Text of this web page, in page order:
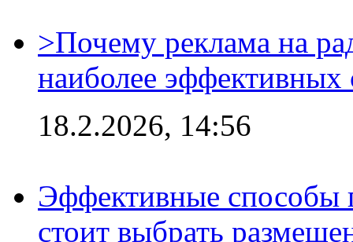
>Почему реклама на
наиболее эффективных
18.2.2026, 14:56
Эффективные способы
стоит выбрать